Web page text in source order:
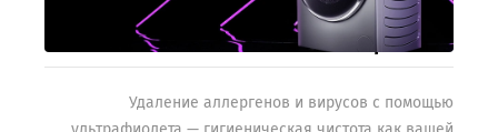
UV-обработка
Удаление аллергенов и вирусов с помощью